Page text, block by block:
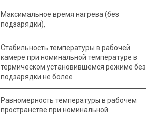
Максимальное время нагрева (без
подзарядки),
Стабильность температуры в рабочей
камере при номинальной температуре в
термическом установившемся режиме без
подзарядки не более
Равномерность температуры в рабочем
пространстве при номинальной